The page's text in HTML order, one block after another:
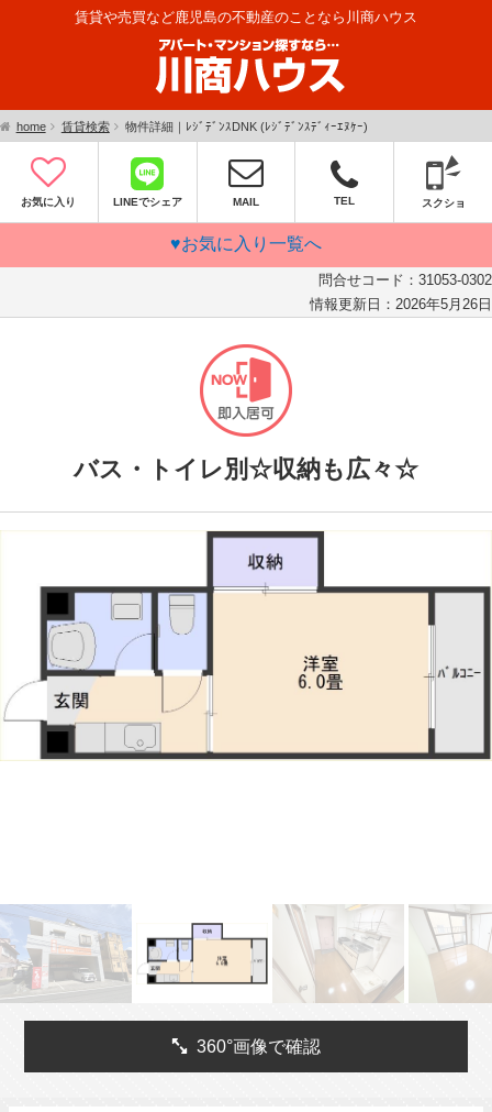
賃貸や売買など鹿児島の不動産のことなら川商ハウス
home 賃貸検索 物件詳細｜ﾚｼﾞﾃﾞﾝｽDNK (ﾚｼﾞﾃﾞﾝｽﾃﾞｨｰｴﾇｹｰ)
お気に入り LINEでシェア MAIL TEL スクショ
♥お気に入り一覧へ
問合せコード： 31053-0302
情報更新日： 2026年5月26日
バス・トイレ別☆収納も広々☆
360°画像で確認